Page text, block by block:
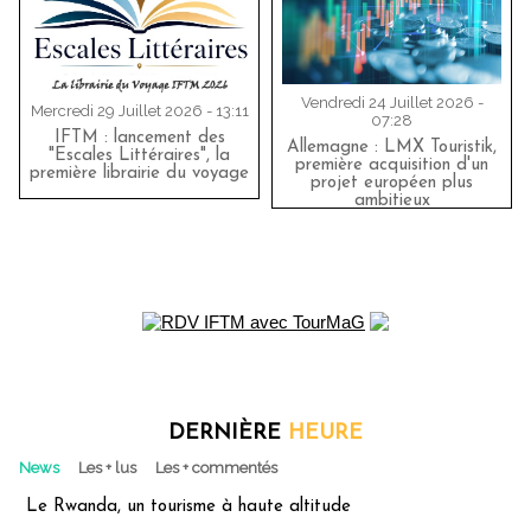
Mercredi 29 Juillet 2026 - 13:11
IFTM : lancement des
"Escales Littéraires", la
première librairie du voyage
Vendredi 24 Juillet 2026 -
07:28
Allemagne : LMX Touristik,
première acquisition d'un
projet européen plus
ambitieux
DERNIÈRE HEURE
News Les + lus Les + commentés
Le Rwanda, un tourisme à haute altitude